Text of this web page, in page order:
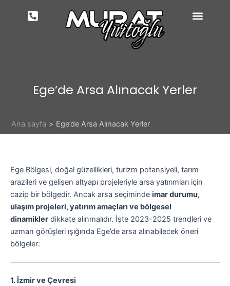
Ege’de Arsa Alınacak Yerler
Ana sayfa Ege’de Arsa Alınacak Yerler
Ege Bölgesi, doğal güzellikleri, turizm potansiyeli, tarım
arazileri ve gelişen altyapı projeleriyle arsa yatırımları için
cazip bir bölgedir. Ancak arsa seçiminde imar durumu,
ulaşım projeleri, yatırım amaçları ve bölgesel
dinamikler dikkate alınmalıdır. İşte 2023-2025 trendleri ve
uzman görüşleri ışığında Ege’de arsa alınabilecek öneri
bölgeler:
1. İzmir ve Çevresi